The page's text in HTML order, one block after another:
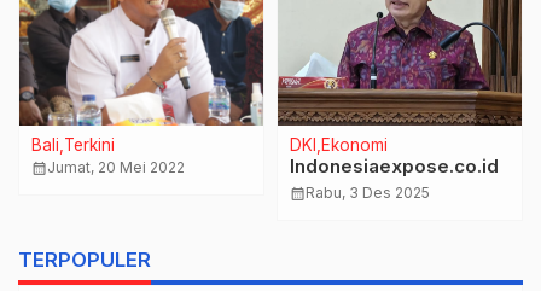
Bali Terkini
calendar_monthJumat, 20 Mei 2022
DKI Ekonomi
Indonesiaexpose.co.id
calendar_monthRabu, 3 Des 2025
TERPOPULER